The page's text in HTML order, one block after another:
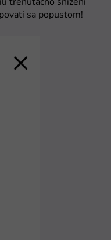
trenutačno sniženi
sa popustom!